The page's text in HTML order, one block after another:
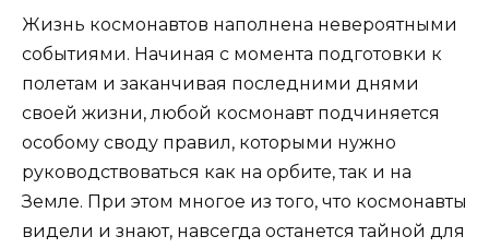
Жизнь космонавтов наполнена невероятными
событиями. Начиная с момента подготовки к
полетам и заканчивая последними днями
своей жизни, любой космонавт подчиняется
особому своду правил, которыми нужно
руководствоваться как на орбите, так и на
Земле. При этом многое из того, что космонавты
видели и знают, навсегда останется тайной для